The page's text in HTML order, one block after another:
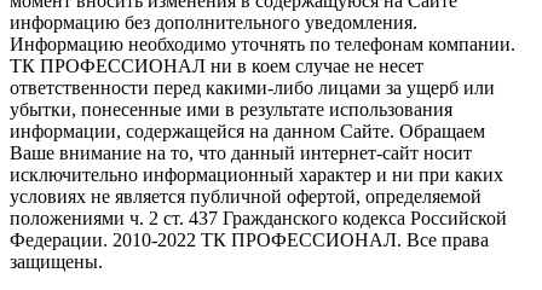
информацию без дополнительного уведомления.
Информацию необходимо уточнять по телефонам компании.
ТК ПРОФЕССИОНАЛ ни в коем случае не несет
ответственности перед какими-либо лицами за ущерб или
убытки, понесенные ими в результате использования
информации, содержащейся на данном Сайте. Обращаем
Ваше внимание на то, что данный интернет-сайт носит
исключительно информационный характер и ни при каких
условиях не является публичной офертой, определяемой
положениями ч. 2 ст. 437 Гражданского кодекса Российской
Федерации. 2010-2022 ТК ПРОФЕССИОНАЛ. Все права
защищены.